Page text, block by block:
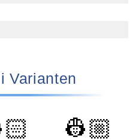
Varianten
👷🏼